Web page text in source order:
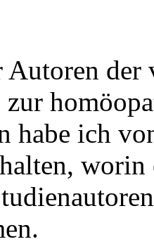
Autoren
zur
habe ich